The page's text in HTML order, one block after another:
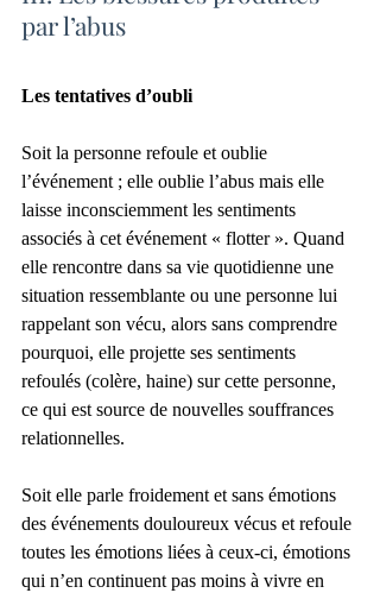
par l’abus
Les tentatives d’oubli
Soit la personne refoule et oublie
l’événement ; elle oublie l’abus mais elle
laisse inconsciemment les sentiments
associés à cet événement « flotter ». Quand
elle rencontre dans sa vie quotidienne une
situation ressemblante ou une personne lui
rappelant son vécu, alors sans comprendre
pourquoi, elle projette ses sentiments
refoulés (colère, haine) sur cette personne,
ce qui est source de nouvelles souffrances
relationnelles.
Soit elle parle froidement et sans émotions
des événements douloureux vécus et refoule
toutes les émotions liées à ceux-ci, émotions
qui n’en continuent pas moins à vivre en